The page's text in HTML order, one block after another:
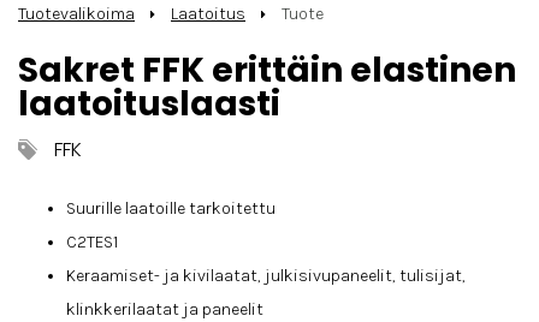
Tuotevalikoima Laatoitus Tuote
Sakret FFK erittäin elastinen
laatoituslaasti
FFK
Suurille laatoille tarkoitettu
C2TES1
Keraamiset- ja kivilaatat, julkisivupaneelit, tulisijat,
klinkkerilaatat ja paneelit